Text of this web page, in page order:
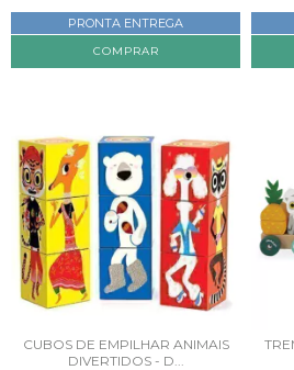
PRONTA ENTREGA
CUBOS DE EMPILHAR ANIMAIS
DIVERTIDOS - D...